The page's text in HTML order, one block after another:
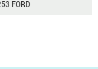
FORD